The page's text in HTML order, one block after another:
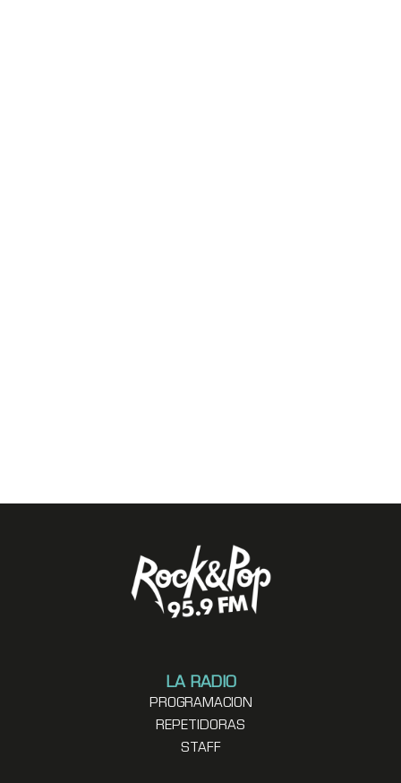
LA RADIO
PROGRAMACION
REPETIDORAS
STAFF